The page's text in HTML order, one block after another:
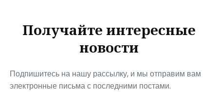
Получайте интересные
новости
Подпишитесь на нашу рассылку, и мы отправим вам
электронные письма с последними постами.